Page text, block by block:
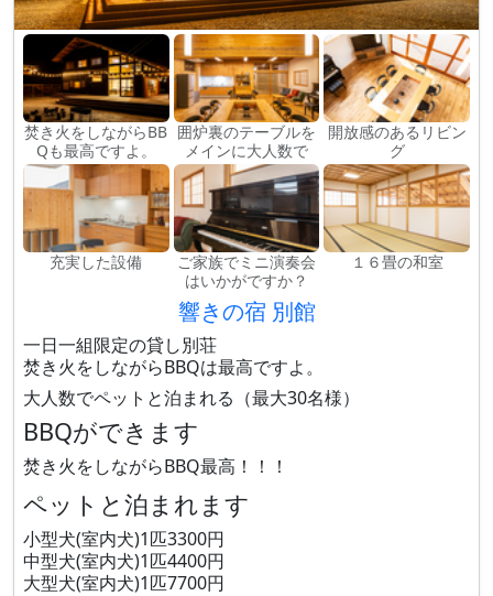
焚き火をしながらBB
Qも最高ですよ。
囲炉裏のテーブルを
メインに大人数で
開放感のあるリビン
グ
充実した設備
ご家族でミニ演奏会
はいかがですか？
１６畳の和室
響きの宿 別館
一日一組限定の貸し別荘
焚き火をしながらBBQは最高ですよ。
大人数でペットと泊まれる（最大30名様）
BBQができます
焚き火をしながらBBQ最高！！！
ペットと泊まれます
小型犬(室内犬)1匹3300円
中型犬(室内犬)1匹4400円
大型犬(室内犬)1匹7700円